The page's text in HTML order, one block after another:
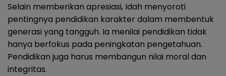
Selain memberikan apresiasi, Idah menyoroti
pentingnya pendidikan karakter dalam membentuk
generasi yang tangguh. Ia menilai pendidikan tidak
hanya berfokus pada peningkatan pengetahuan.
Pendidikan juga harus membangun nilai moral dan
integritas.